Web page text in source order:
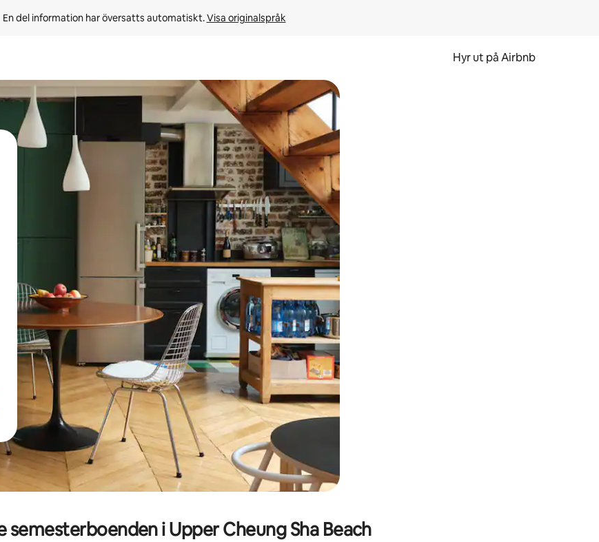
En del information har översatts automatiskt. Visa originalspråk
Hyr ut på Airbnb
och nedåtpilarna eller utforska genom att trycka eller svepa.
semesterboenden i Upper Cheung Sha Beach